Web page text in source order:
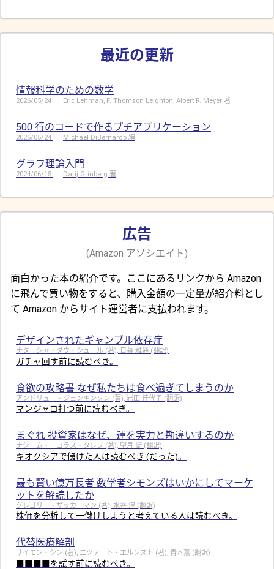
最近の更新
情報科学のための数学
2026/05/24 Eric Lehman, F. Thomson Leighton, Albert R. Meyer 著
500 行のコードで作るプチアプリケーション
2025/05/24 Michael DiBernardo 編
グラフ理論入門
2024/06/15 Darij Grinberg 著
広告
(Amazon アソシエイト)
面白かった本の紹介です。ここにあるリンクから Amazon
に飛んで買い物をすると、購入金額の一定量が紹介料とし
て Amazon からサイト運営者に支払われます。
デザインされたギャンブル依存症
ナターシャ・ダウ・シュール (著), 日暮 雅通 (翻訳)
ガチャ回す前に読むべき。
食欲の攻略書 なぜ私たちは食べ過ぎてしまうのか
アンドリュー・ジェンキンソン (著), 岩田 佳代子 (翻訳)
マンジャロ打つ前に読むべき。
まぐれ 投資家はなぜ、運を実力と勘違いするのか
ナシーム・ニコラス・タレブ (著), 望月 衛 (翻訳)
キオクシアで儲けた人は読むべき (だった)。
最も賢い億万長者 数学者シモンズはいかにしてマーケ
ットを解読したか
グレゴリー・ザッカーマン (著), 水谷 淳 (翻訳)
株価を分析して一儲けしようと考えている人は読むべき。
代替医療解剖
サイモン・シン (著), エツァート・エルンスト (著), 青木薫 (翻訳)
■■■■を試す前に読むべき。